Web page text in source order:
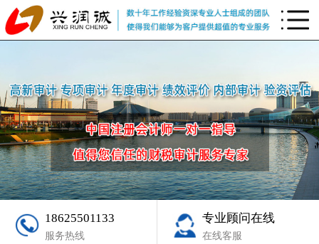
18625501133
服务热线
专业顾问在线
在线客服